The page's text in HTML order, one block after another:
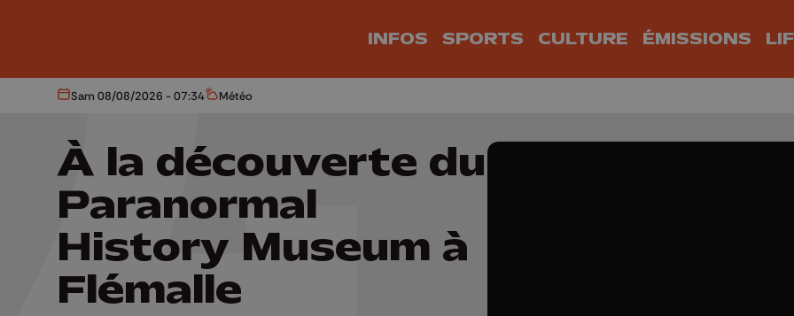
INFOS SPORTS CULTURE ÉMISSIONS
Aujourd'hui
Sam 08/08/2026 - 07:34 Météo
Météo
À la découverte du
Paranormal
History Museum à
Flémalle